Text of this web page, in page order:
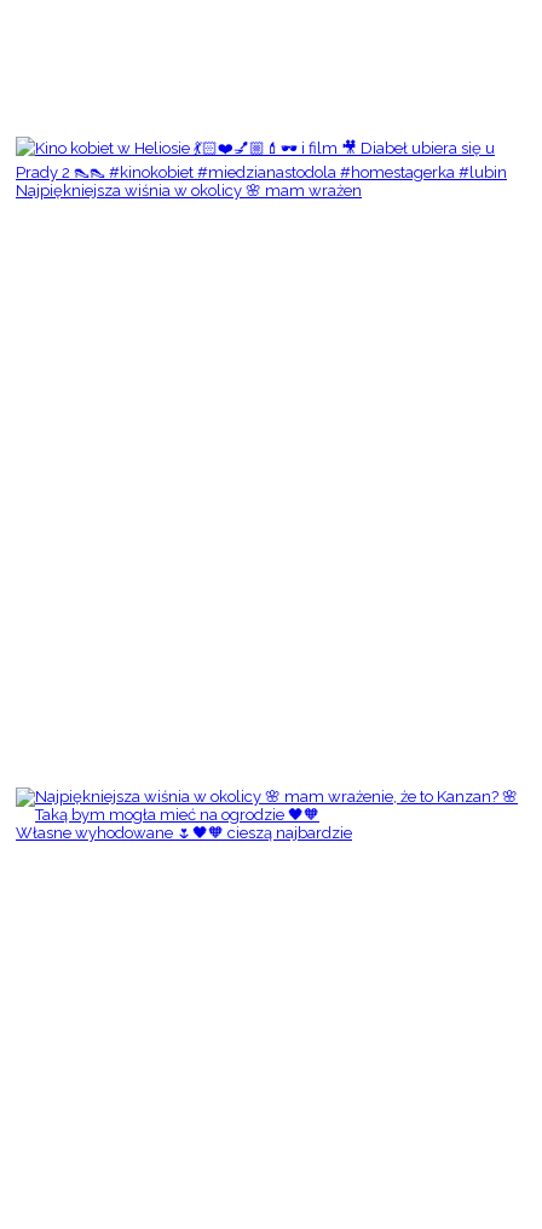
Najpiękniejsza wiśnia w okolicy 🌸 mam wrażen
Własne wyhodowane 🌷🖤🧡 cieszą najbardzie